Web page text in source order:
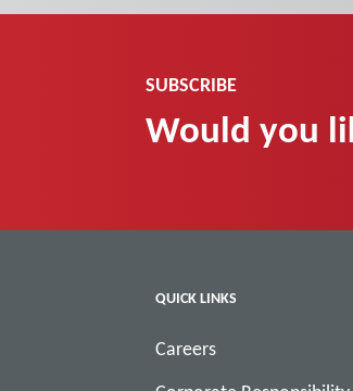
SUBSCRIBE
Would you
QUICK LINKS
Careers